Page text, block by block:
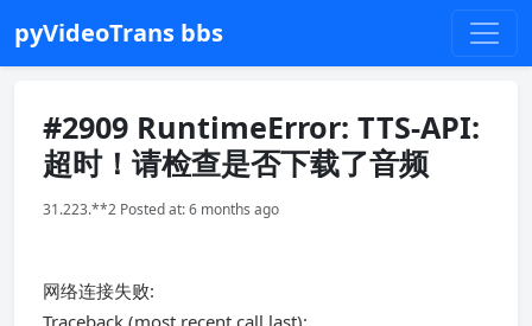
pyVideoTrans bbs
#2909 RuntimeError: TTS-API:
超时！请检查是否下载了音频
31.223.**2 Posted at: 6 months ago
网络连接失败:
Traceback (most recent call last):